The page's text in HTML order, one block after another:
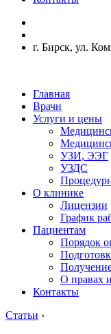
г. Бирск, ул.
Главная
Врачи
Услуги и цены
УЗИ, ЭЭГ
УЗДС
О клинике
Лицензии
График
Пациентам
Порядок
Получение
О правах
Контакты
Статьи ›